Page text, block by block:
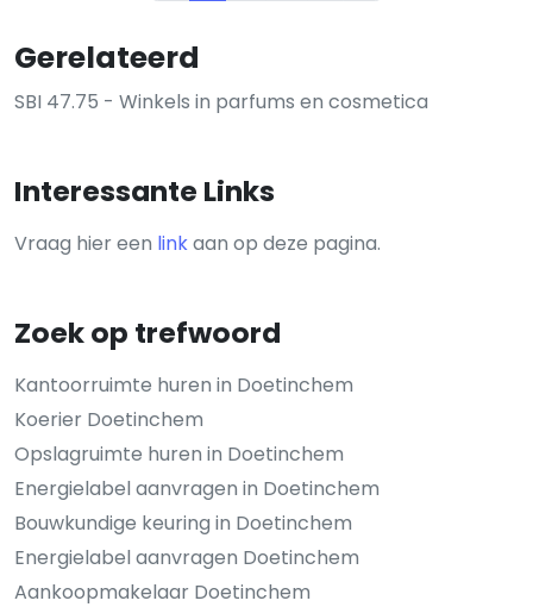
Gerelateerd
SBI 47.75 - Winkels in parfums en cosmetica
Interessante Links
Vraag hier een linkaan op deze pagina.
Zoek op trefwoord
Kantoorruimte huren in Doetinchem
Koerier Doetinchem
Opslagruimte huren in Doetinchem
Energielabel aanvragen in Doetinchem
Bouwkundige keuring in Doetinchem
Energielabel aanvragen Doetinchem
Aankoopmakelaar Doetinchem